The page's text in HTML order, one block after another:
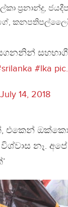
ප්‍රනාන්දු,
සහභාගී
#lka
July 14, 2018
එකෙන්
විශ්වාස නෑ.